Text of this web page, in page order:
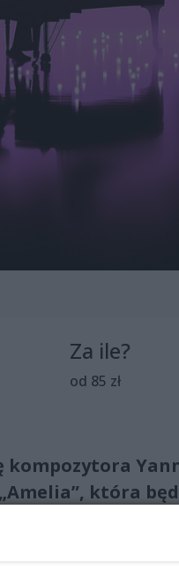
Za ile?
od 85 zł
kompozytora
która